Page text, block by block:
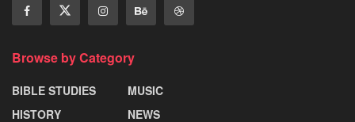
Browse by Category
BIBLE STUDIES
HISTORY
MUSIC
NEWS